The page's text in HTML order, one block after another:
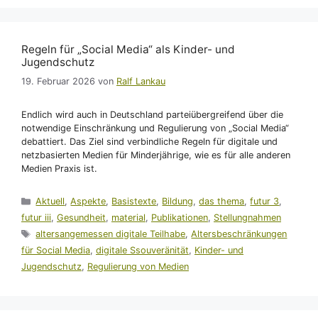
Regeln für „Social Media“ als Kinder- und
Jugendschutz
19. Februar 2026 von Ralf Lankau
Endlich wird auch in Deutschland parteiübergreifend über die
notwendige Einschränkung und Regulierung von „Social Media“
debattiert. Das Ziel sind verbindliche Regeln für digitale und
netzbasierten Medien für Minderjährige, wie es für alle anderen
Medien Praxis ist.
Kategorien
Aktuell,Aspekte, Basistexte, Bildung,das thema,futur 3,
futur iii, Gesundheit, material, Publikationen, Stellungnahmen
Schlagwörter
altersangemessen digitale Teilhabe,Altersbeschränkungen
für Social Media, digitale Ssouveränität, Kinder- und
Jugendschutz, Regulierung von Medien